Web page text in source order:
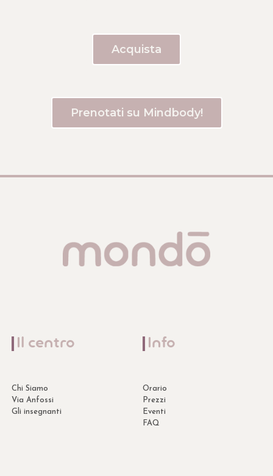
Acquista
Prenotati su Mindbody!
Il centro
Chi Siamo
Via Anfossi
Gli insegnanti
Info
Orario
Prezzi
Eventi
FAQ